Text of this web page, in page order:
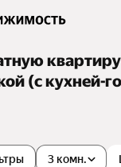
(с кухней-
3 комн.